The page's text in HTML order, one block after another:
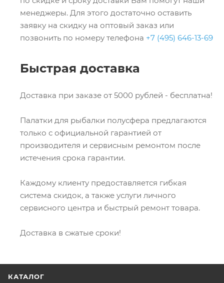
менеджеры. Для этого достаточно оставить
заявку на скидку на оптовый заказ или
позвонить по номеру телефона +7 (495) 646-13-69
Быстрая доставка
Доставка при заказе от 5000 рублей - бесплатна!
Палатки для рыбалки полусфера предлагаются
только с официальной гарантией от
производителя и сервисным ремонтом после
истечения срока гарантии.
Каждому клиенту предоставляется гибкая
система скидок, а также услуги личного
сервисного центра и быстрый ремонт товара.
Доставка в сжатые сроки!
КАТАЛОГ